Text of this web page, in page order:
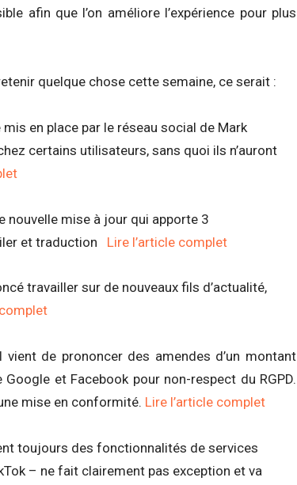
afin que l’on améliore l’expérience pour plus
quelque chose cette semaine, ce serait :
en place par le réseau social de Mark
certains utilisateurs, sans quoi ils n’auront
nouvelle mise à jour qui apporte 3
et traduction
Lire l’article complet
travailler sur de nouveaux fils d’actualité,
vient de prononcer des amendes d’un montant
et Facebook pour non-respect du RGPD.
mise en conformité. Lire l’article complet
toujours des fonctionnalités de services
– ne fait clairement pas exception et va